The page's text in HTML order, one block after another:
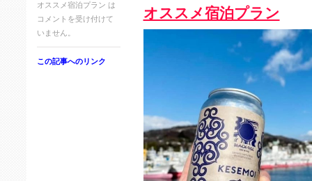
オススメ宿泊プラン は
コメントを受け付けて
いません。
この記事へのリンク
オススメ宿泊プラン